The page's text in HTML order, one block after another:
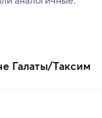
Галаты/Таксим